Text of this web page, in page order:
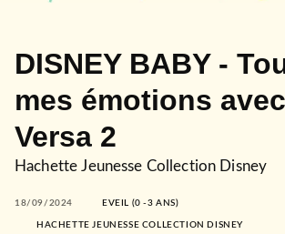
DISNEY BABY -
mes émotions
Versa 2
Hachette Jeunesse Collection Disney
18/09/2024 EVEIL (0 -3 ANS)
HACHETTE JEUNESSE COLLECTION DISNEY